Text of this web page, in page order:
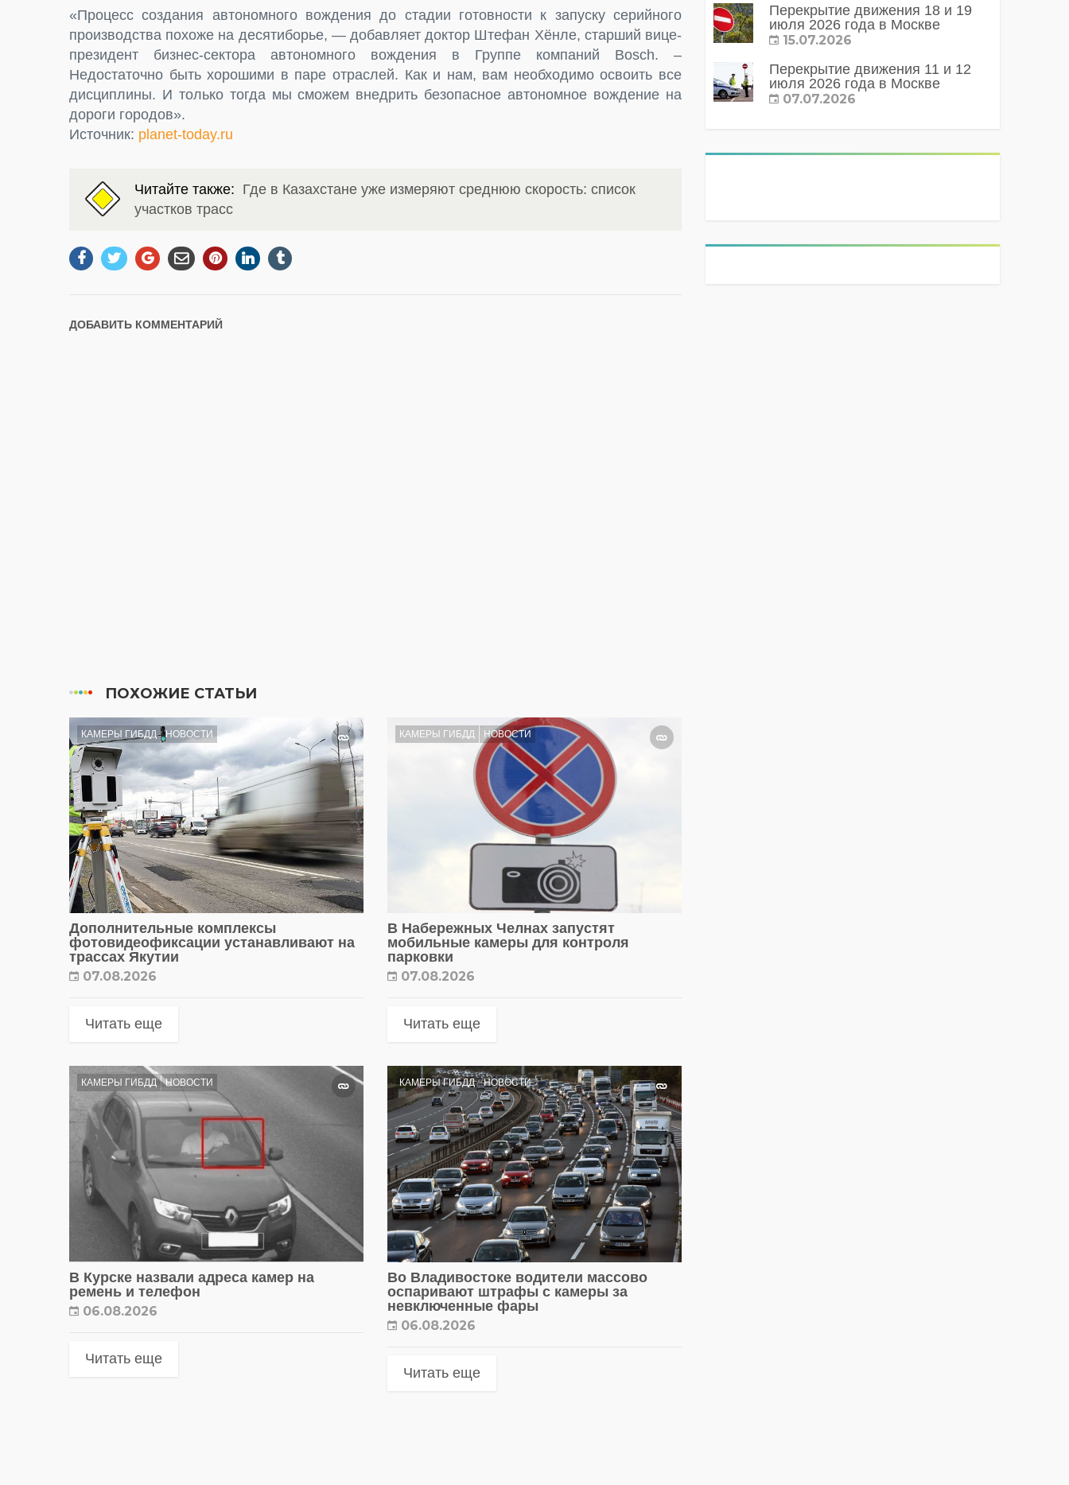
«Процесс создания автономного вождения до стадии готовности к запуску серийного
производства похоже на десятиборье, — добавляет доктор Штефан Хёнле, старший вице-
президент бизнес-сектора автономного вождения в Группе компаний Bosch. –
Недостаточно быть хорошими в паре отраслей. Как и нам, вам необходимо освоить все
дисциплины. И только тогда мы сможем внедрить безопасное автономное вождение на
дороги городов».
Источник: planet-today.ru
Читайте также: Где в Казахстане уже измеряют среднюю скорость: список
участков трасс
ДОБАВИТЬ КОММЕНТАРИЙ
ПОХОЖИЕ СТАТЬИ
КАМЕРЫ ГИБДД НОВОСТИ
Дополнительные комплексы
фотовидеофиксации устанавливают на
трассах Якутии
07.08.2026
Читать еще
КАМЕРЫ ГИБДД НОВОСТИ
В Набережных Челнах запустят
мобильные камеры для контроля
парковки
07.08.2026
Читать еще
КАМЕРЫ ГИБДД НОВОСТИ
В Курске назвали адреса камер на
ремень и телефон
06.08.2026
Читать еще
КАМЕРЫ ГИБДД НОВОСТИ
Во Владивостоке водители массово
оспаривают штрафы с камеры за
невключенные фары
06.08.2026
Читать еще
Перекрытие движения 18 и 19
июля 2026 года в Москве
15.07.2026
Перекрытие движения 11 и 12
июля 2026 года в Москве
07.07.2026